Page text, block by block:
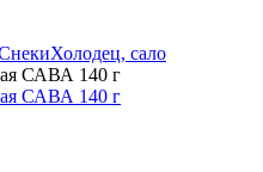
Холодец, сало
САВА 140 г